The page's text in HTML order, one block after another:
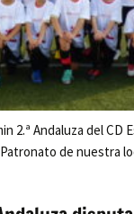
2.ª Andaluza del CD
de nuestra